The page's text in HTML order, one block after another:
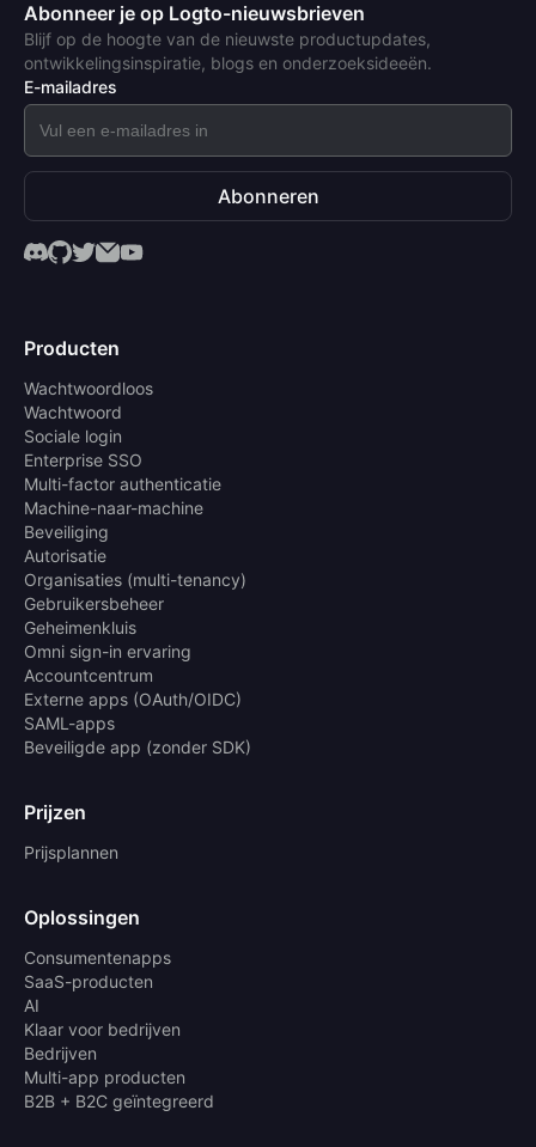
Abonneer je op Logto-nieuwsbrieven
Blijf op de hoogte van de nieuwste productupdates,
ontwikkelingsinspiratie, blogs en onderzoeksideeën.
E-mailadres
Abonneren
Producten
Wachtwoordloos
Wachtwoord
Sociale login
Enterprise SSO
Multi-factor authenticatie
Machine-naar-machine
Beveiliging
Autorisatie
Organisaties (multi-tenancy)
Gebruikersbeheer
Geheimenkluis
Omni sign-in ervaring
Accountcentrum
Externe apps (OAuth/OIDC)
SAML-apps
Beveiligde app (zonder SDK)
Prijzen
Prijsplannen
Oplossingen
Consumentenapps
SaaS-producten
AI
Klaar voor bedrijven
Bedrijven
Multi-app producten
B2B + B2C geïntegreerd